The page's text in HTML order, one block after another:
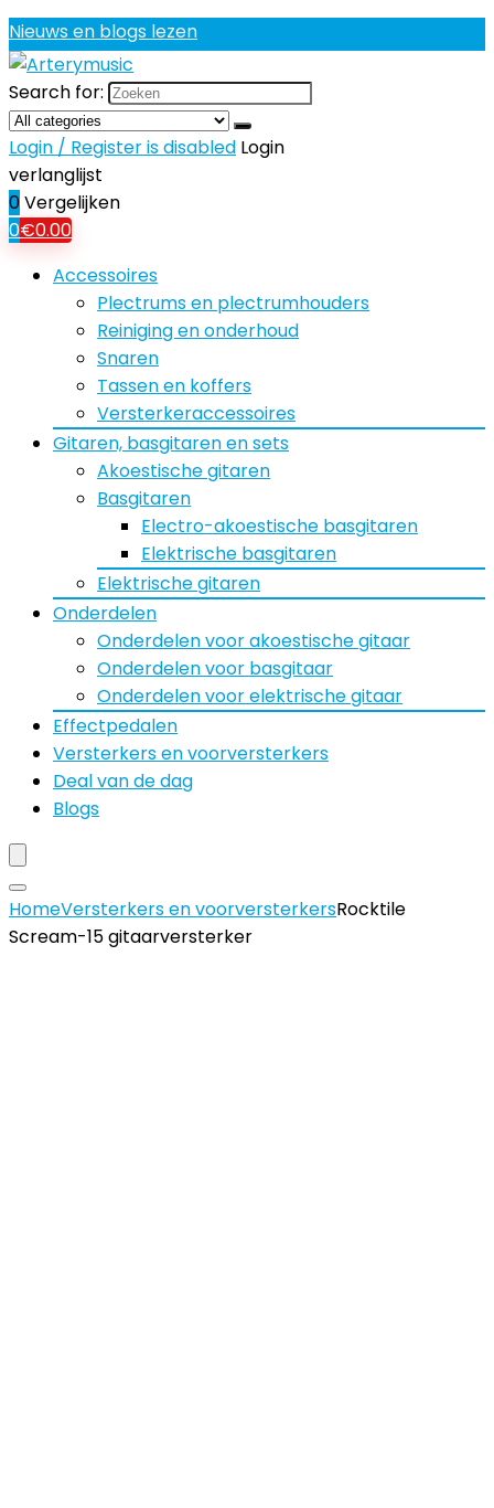
Nieuws en blogs lezen
Search for:
Login / Register is disabled Login
verlanglijst
0Vergelijken
0€0.00
Accessoires
Plectrums en plectrumhouders
Reiniging en onderhoud
Snaren
Tassen en koffers
Versterkeraccessoires
Gitaren, basgitaren en sets
Akoestische gitaren
Basgitaren
Electro-akoestische basgitaren
Elektrische basgitaren
Elektrische gitaren
Onderdelen
Onderdelen voor akoestische gitaar
Onderdelen voor basgitaar
Onderdelen voor elektrische gitaar
Effectpedalen
Versterkers en voorversterkers
Deal van de dag
Blogs
HomeVersterkers en voorversterkersRocktile
Scream-15 gitaarversterker